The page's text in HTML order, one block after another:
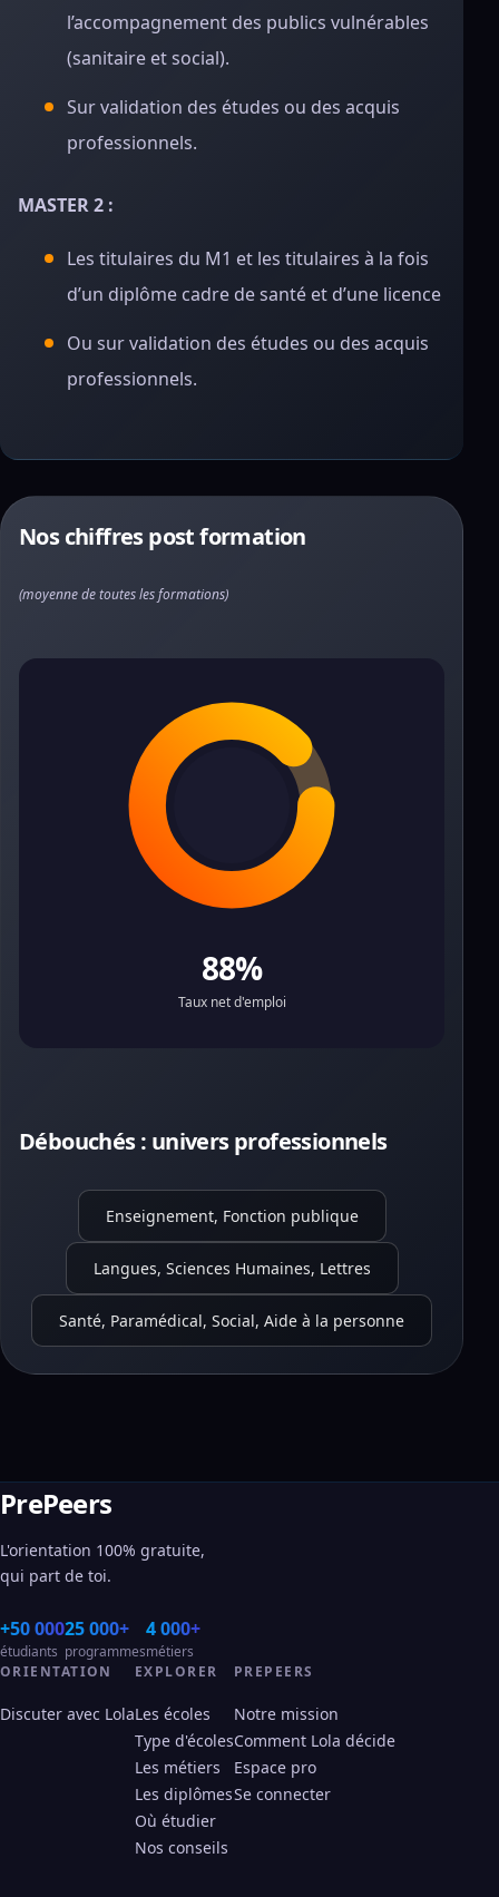
l’accompagnement des publics vulnérables
(sanitaire et social).
Sur validation des études ou des acquis
professionnels.
MASTER 2 :
Les titulaires du M1 et les titulaires à la fois
d’un diplôme cadre de santé et d’une licence
Ou sur validation des études ou des acquis
professionnels.
Nos chiffres post formation
(moyenne de toutes les formations)
88%
Taux net d'emploi
Débouchés : univers professionnels
Enseignement, Fonction publique
Langues, Sciences Humaines, Lettres
Santé, Paramédical, Social, Aide à la personne
PrePeers
L'orientation 100% gratuite,
qui part de toi.
+50 000
étudiants
25 000+
programmes
4 000+
métiers
ORIENTATION
Discuter avec Lola
EXPLORER
Les écoles
Type d'écoles
Les métiers
Les diplômes
Où étudier
Nos conseils
PREPEERS
Notre mission
Comment Lola décide
Espace pro
Se connecter